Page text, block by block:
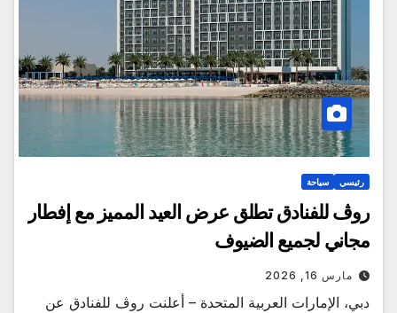
رئيسي سياحة
روڤ للفنادق تطلق عرض العيد المميز مع إفطار
مجاني لجميع الضيوف
مارس 16, 2026
دبي، الإمارات العربية المتحدة – أعلنت روڤ للفنادق عن